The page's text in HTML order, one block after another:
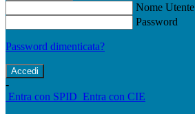
Nome Utente
Password
Password dimenticata?
-
Entra con SPID Entra con CIE